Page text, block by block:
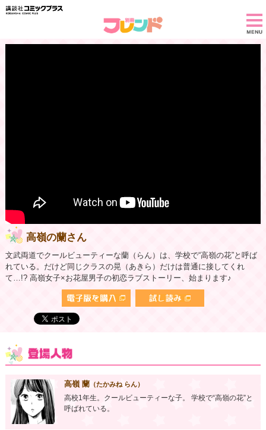
高嶺の蘭さん
文武両道でクールビューティーな蘭（らん）は、学校で“高嶺の花”と呼ば
れている。だけど同じクラスの晃（あきら）だけは普通に接してくれ
て…!? 高嶺女子×お花屋男子の初恋ラブストーリー、始まります♪
高嶺 蘭 （たかみね らん）
高校1年生。クールビューティーな子。 学校で“高嶺の花”と
呼ばれている。